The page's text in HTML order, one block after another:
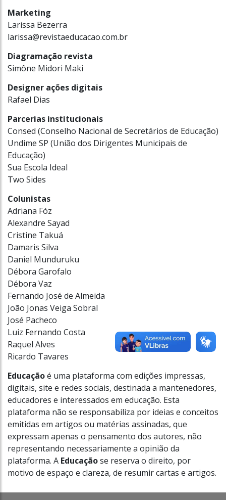
Marketing
Larissa Bezerra
larissa@revistaeducacao.com.br
Diagramação revista
Simône Midori Maki
Designer ações digitais
Rafael Dias
Parcerias institucionais
Consed (Conselho Nacional de Secretários de Educação)
Undime SP (União dos Dirigentes Municipais de
Educação)
Sua Escola Ideal
Two Sides
Colunistas
Adriana Fóz
Alexandre Sayad
Cristine Takuá
Damaris Silva
Daniel Munduruku
Débora Garofalo
Débora Vaz
Fernando José de Almeida
João Jonas Veiga Sobral
José Pacheco
Luiz Fernando Costa
Raquel Alves
Ricardo Tavares
Educaçãoé uma plataforma com edições impressas,
digitais, site e redes sociais, destinada a mantenedores,
educadores e interessados em educação. Esta
plataforma não se responsabiliza por ideias e conceitos
emitidas em artigos ou matérias assinadas, que
expressam apenas o pensamento dos autores, não
representando necessariamente a opinião da
plataforma. A Educaçãose reserva o direito, por
motivo de espaço e clareza, de resumir cartas e artigos.